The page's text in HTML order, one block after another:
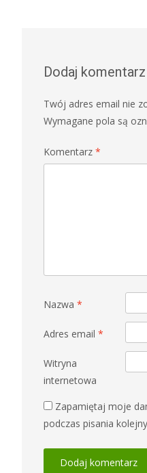
Dodaj komentarz
Twój adres email nie
Wymagane pola są
Komentarz *
Nazwa *
Adres email *
Witryna
internetowa
Zapamiętaj moje
podczas pisania